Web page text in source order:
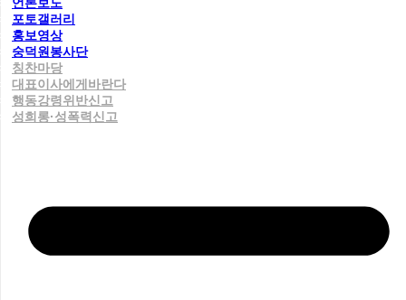
포토갤러리
홍보영상
숭덕원봉사단
칭찬마당
대표이사에게바란다
행동강령위반신고
성희롱·성폭력신고